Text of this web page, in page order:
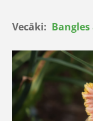
Vecāki: